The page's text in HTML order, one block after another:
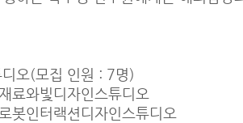
오(모집 인원 : 7명)
료와빛디자인스튜디오
봇인터랙션디자인스튜디오